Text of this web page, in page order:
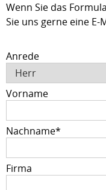
Wenn Sie das
Sie uns gerne eine E-
Anrede
Vorname
Pflichtfeld
Nachname*
Firma